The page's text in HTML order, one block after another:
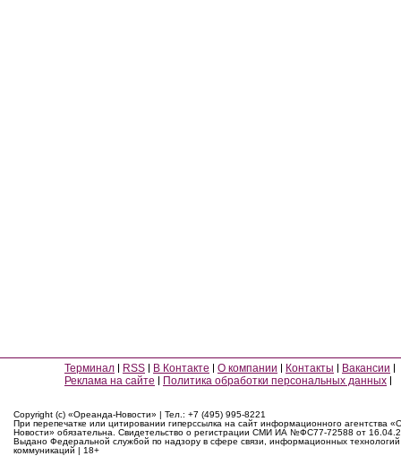
Терминал RSS В Контакте О компании Контакты
Вакансии
Реклама на сайте
Политика обработки персональных данных
Copyright (c) «Ореанда-Новости» | Тел.: +7 (495) 995-8221
При перепечатке или цитировании гиперссылка на сайт информационного агентства
Новости» обязательна. Свидетельство о регистрации СМИ ИА №ФС77-72588 от
Выдано Федеральной службой по надзору в сфере связи, информационных
коммуникаций | 18+